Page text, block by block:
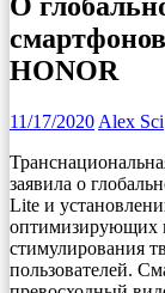
HONOR
11/17/2020 Alex Sci
заявила о
Lite и
оптимизирующих
стимулирования
пользователей.